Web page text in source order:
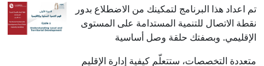
تم اعداد هذا البرنامج لتمكينك من الاضطلاع بدور
نقطة الاتصال للتنمية المستدامة على المستوى
الإقليمي. وبصفتك حلقة وصل أساسية
متعددة التخصصات، ستتعلّم كيفية إدارة الإقليم